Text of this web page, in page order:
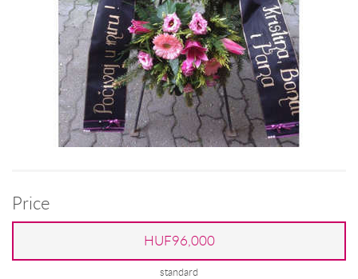
Price
HUF96,000
standard